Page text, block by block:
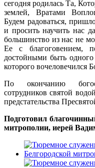
сегодня родилась Та,
землей, Вратами
Будем радоваться,
и просить научить нас
большинство из нас не
Ее с благоговением,
достойными быть одного
которого вочеловечился
По окончанию
сотрудников святой
предстательства
Подготовил
митрополии, иерей